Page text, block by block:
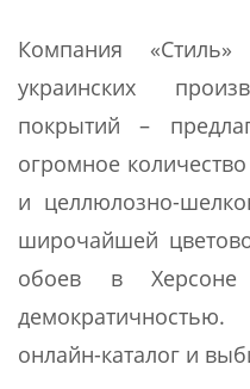
Компания
украинских
покрытий –
огромное
и целлюлозно-
широчайшей
обоев в Херсоне
онлайн-каталог и